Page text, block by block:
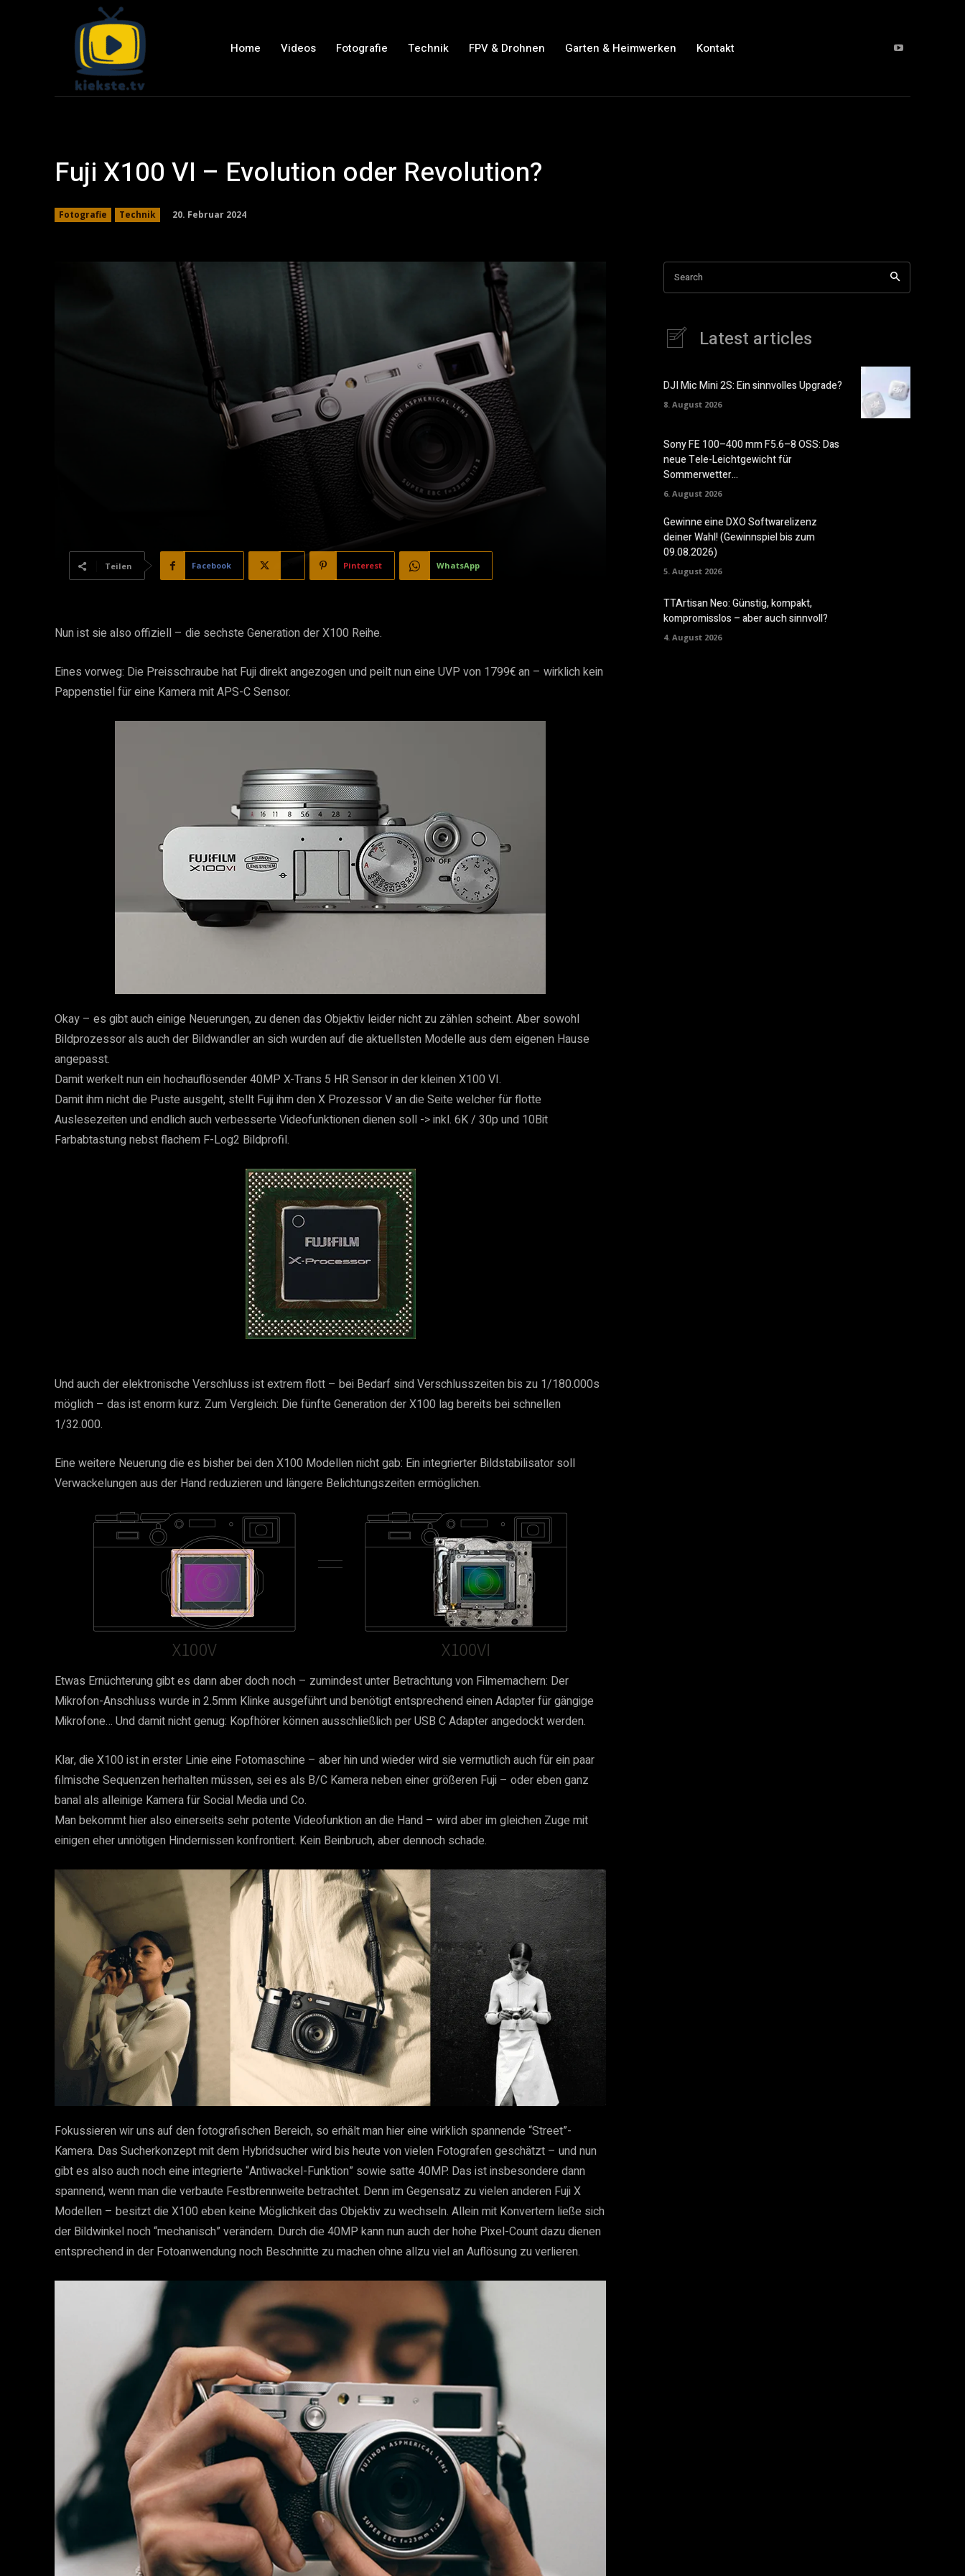
Home Videos Fotografie Technik FPV & Drohnen Garten & Heimwerken Kontakt
Fuji X100 VI – Evolution oder Revolution?
Fotografie Technik 20. Februar 2024
Teilen Facebook Pinterest WhatsApp
Nun ist sie also offiziell – die sechste Generation der X100 Reihe.
Eines vorweg: Die Preisschraube hat Fuji direkt angezogen und peilt nun eine UVP von 1799€ an – wirklich kein
Pappenstiel für eine Kamera mit APS-C Sensor.
Okay – es gibt auch einige Neuerungen, zu denen das Objektiv leider nicht zu zählen scheint. Aber sowohl
Bildprozessor als auch der Bildwandler an sich wurden auf die aktuellsten Modelle aus dem eigenen Hause
angepasst.
Damit werkelt nun ein hochauflösender 40MP X-Trans 5 HR Sensor in der kleinen X100 VI.
Damit ihm nicht die Puste ausgeht, stellt Fuji ihm den X Prozessor V an die Seite welcher für flotte
Auslesezeiten und endlich auch verbesserte Videofunktionen dienen soll -> inkl. 6K / 30p und 10Bit
Farbabtastung nebst flachem F-Log2 Bildprofil.
Und auch der elektronische Verschluss ist extrem flott – bei Bedarf sind Verschlusszeiten bis zu 1/180.000s
möglich – das ist enorm kurz. Zum Vergleich: Die fünfte Generation der X100 lag bereits bei schnellen
1/32.000.
Eine weitere Neuerung die es bisher bei den X100 Modellen nicht gab: Ein integrierter Bildstabilisator soll
Verwackelungen aus der Hand reduzieren und längere Belichtungszeiten ermöglichen.
Etwas Ernüchterung gibt es dann aber doch noch – zumindest unter Betrachtung von Filmemachern: Der
Mikrofon-Anschluss wurde in 2.5mm Klinke ausgeführt und benötigt entsprechend einen Adapter für gängige
Mikrofone… Und damit nicht genug: Kopfhörer können ausschließlich per USB C Adapter angedockt werden.
Klar, die X100 ist in erster Linie eine Fotomaschine – aber hin und wieder wird sie vermutlich auch für ein paar
filmische Sequenzen herhalten müssen, sei es als B/C Kamera neben einer größeren Fuji – oder eben ganz
banal als alleinige Kamera für Social Media und Co.
Man bekommt hier also einerseits sehr potente Videofunktion an die Hand – wird aber im gleichen Zuge mit
einigen eher unnötigen Hindernissen konfrontiert. Kein Beinbruch, aber dennoch schade.
Fokussieren wir uns auf den fotografischen Bereich, so erhält man hier eine wirklich spannende “Street”-
Kamera. Das Sucherkonzept mit dem Hybridsucher wird bis heute von vielen Fotografen geschätzt – und nun
gibt es also auch noch eine integrierte “Antiwackel-Funktion” sowie satte 40MP. Das ist insbesondere dann
spannend, wenn man die verbaute Festbrennweite betrachtet. Denn im Gegensatz zu vielen anderen Fuji X
Modellen – besitzt die X100 eben keine Möglichkeit das Objektiv zu wechseln. Allein mit Konvertern ließe sich
der Bildwinkel noch “mechanisch” verändern. Durch die 40MP kann nun auch der hohe Pixel-Count dazu dienen
entsprechend in der Fotoanwendung noch Beschnitte zu machen ohne allzu viel an Auflösung zu verlieren.
Search
Latest articles
DJI Mic Mini 2S: Ein sinnvolles Upgrade?
8. August 2026
Sony FE 100–400 mm F5.6–8 OSS: Das
neue Tele-Leichtgewicht für
Sommerwetter…
6. August 2026
Gewinne eine DXO Softwarelizenz
deiner Wahl! (Gewinnspiel bis zum
09.08.2026)
5. August 2026
TTArtisan Neo: Günstig, kompakt,
kompromisslos – aber auch sinnvoll?
4. August 2026